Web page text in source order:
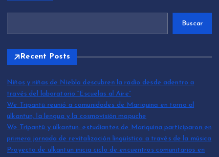
Buscar
Recent Posts
Niños y niñas de Niebla descubren la radio desde adentro a
través del laboratorio “Escuelas al Aire”
We Tripantü reunió a comunidades de Mariquina en torno al
ülkantun, la lengua y la cosmovisión mapuche
We Tripantü y ülkantun: estudiantes de Mariquina participaron en
primera jornada de revitalización lingüística a través de la música
Proyecto de ülkantun inicia ciclo de encuentros comunitarios en